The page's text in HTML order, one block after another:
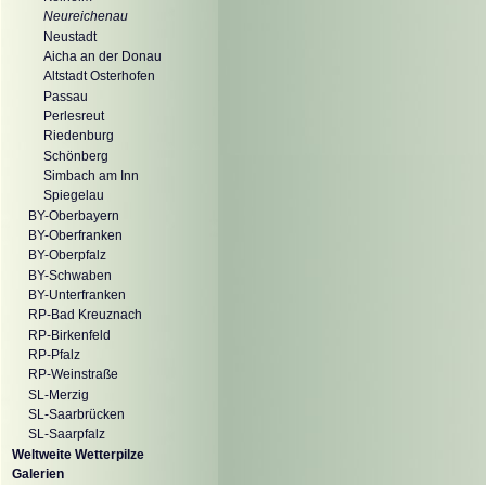
Neureichenau
Neustadt
Aicha an der Donau
Altstadt Osterhofen
Passau
Perlesreut
Riedenburg
Schönberg
Simbach am Inn
Spiegelau
BY-Oberbayern
BY-Oberfranken
BY-Oberpfalz
BY-Schwaben
BY-Unterfranken
RP-Bad Kreuznach
RP-Birkenfeld
RP-Pfalz
RP-Weinstraße
SL-Merzig
SL-Saarbrücken
SL-Saarpfalz
Weltweite Wetterpilze
Galerien